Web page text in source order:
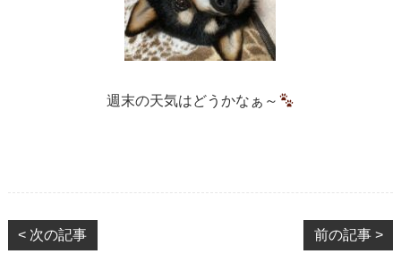
週末の天気はどうかなぁ～
< 次の記事 前の記事 >